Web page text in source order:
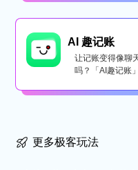
AI 趣记账
让记账变得像聊
吗？「AI趣记账
更多极客玩法